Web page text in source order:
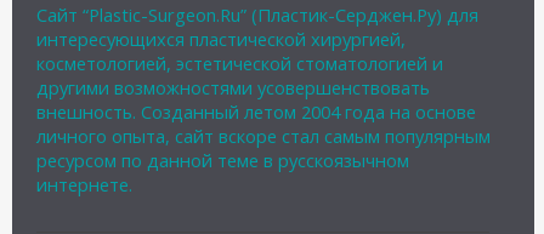
Сайт “Plastic-Surgeon.Ru” (Пластик-Серджен.Ру) для
интересующихся пластической хирургией,
косметологией, эстетической стоматологией и
другими возможностями усовершенствовать
внешность. Созданный летом 2004 года на основе
личного опыта, сайт вскоре стал самым популярным
ресурсом по данной теме в русскоязычном
интернете.